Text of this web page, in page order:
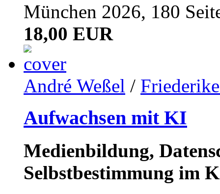
München 2026, 180
18,00 EUR
André Weßel /
Aufwachsen mit KI
Medienbildung,
Selbstbestimmung im